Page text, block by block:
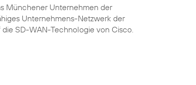
Münchener Unternehmen der
Unternehmens-Netzwerk der
SD-WAN-Technologie von Cisco.